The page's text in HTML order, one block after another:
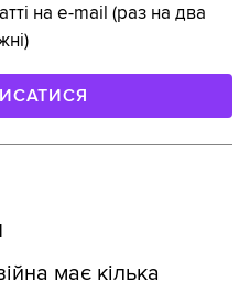
на e-mail (раз на два
має кілька